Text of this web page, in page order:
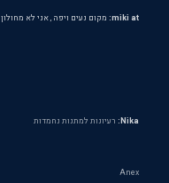
miki at: מקום נעים ויפה , אני לא
Nika: רעיונות למתנות נחמדות
Anex